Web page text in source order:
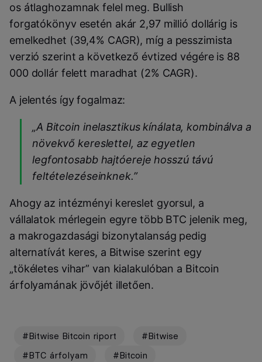
os átlaghozamnak felel meg. Bullish
forgatókönyv esetén akár 2,97 millió dollárig is
emelkedhet (39,4% CAGR), míg a pesszimista
verzió szerint a következő évtized végére is 88
000 dollár felett maradhat (2% CAGR).
A jelentés így fogalmaz:
„A Bitcoin inelasztikus kínálata, kombinálva a
növekvő kereslettel, az egyetlen
legfontosabb hajtóereje hosszú távú
feltételezéseinknek.”
Ahogy az intézményi kereslet gyorsul, a
vállalatok mérlegein egyre több BTC jelenik meg,
a makrogazdasági bizonytalanság pedig
alternatívát keres, a Bitwise szerint egy
„tökéletes vihar” van kialakulóban a Bitcoin
árfolyamának jövőjét illetően.
#Bitwise Bitcoin riport
#Bitwise
#BTC árfolyam
#Bitcoin